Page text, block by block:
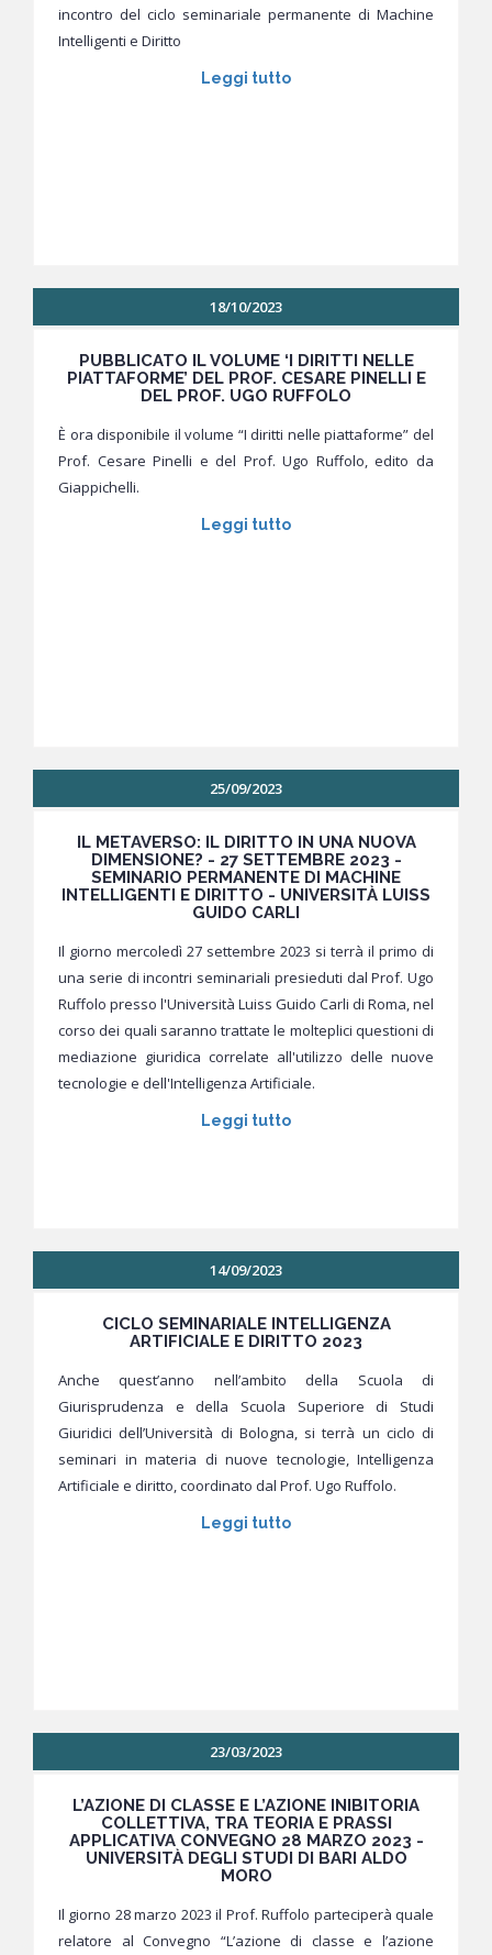
incontro del ciclo seminariale permanente di Machine
Intelligenti e Diritto
Leggi tutto
18/10/2023
PUBBLICATO IL VOLUME ‘I DIRITTI NELLE
PIATTAFORME’ DEL PROF. CESARE PINELLI E
DEL PROF. UGO RUFFOLO
È ora disponibile il volume “I diritti nelle piattaforme” del
Prof. Cesare Pinelli e del Prof. Ugo Ruffolo, edito da
Giappichelli.
Leggi tutto
25/09/2023
IL METAVERSO: IL DIRITTO IN UNA NUOVA
DIMENSIONE? - 27 SETTEMBRE 2023 -
SEMINARIO PERMANENTE DI MACHINE
INTELLIGENTI E DIRITTO - UNIVERSITÀ LUISS
GUIDO CARLI
Il giorno mercoledì 27 settembre 2023 si terrà il primo di
una serie di incontri seminariali presieduti dal Prof. Ugo
Ruffolo presso l'Università Luiss Guido Carli di Roma, nel
corso dei quali saranno trattate le molteplici questioni di
mediazione giuridica correlate all'utilizzo delle nuove
tecnologie e dell'Intelligenza Artificiale.
Leggi tutto
14/09/2023
CICLO SEMINARIALE INTELLIGENZA
ARTIFICIALE E DIRITTO 2023
Anche quest’anno nell’ambito della Scuola di
Giurisprudenza e della Scuola Superiore di Studi
Giuridici dell’Università di Bologna, si terrà un ciclo di
seminari in materia di nuove tecnologie, Intelligenza
Artificiale e diritto, coordinato dal Prof. Ugo Ruffolo.
Leggi tutto
23/03/2023
L’AZIONE DI CLASSE E L’AZIONE INIBITORIA
COLLETTIVA, TRA TEORIA E PRASSI
APPLICATIVA CONVEGNO 28 MARZO 2023 -
UNIVERSITÀ DEGLI STUDI DI BARI ALDO
MORO
Il giorno 28 marzo 2023 il Prof. Ruffolo parteciperà quale
relatore al Convegno “L’azione di classe e l’azione